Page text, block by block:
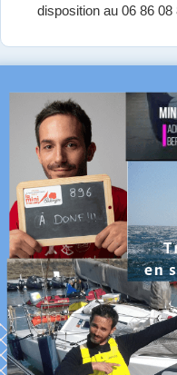
disposition au 06 86 08